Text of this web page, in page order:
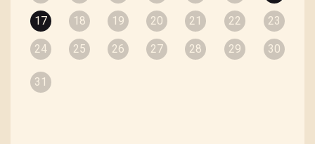
17 18 19 20 21 22 23
24 25 26 27 28 29 30
31